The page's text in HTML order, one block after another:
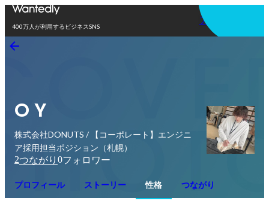
400万人が利用するビジネスSNS
アプリを使う
O Y
株式会社DONUTS / 【コーポレート】エンジニ
ア採用担当ポジション（札幌）
2つながり 0フォロワー
プロフィール ストーリー 性格 つながり